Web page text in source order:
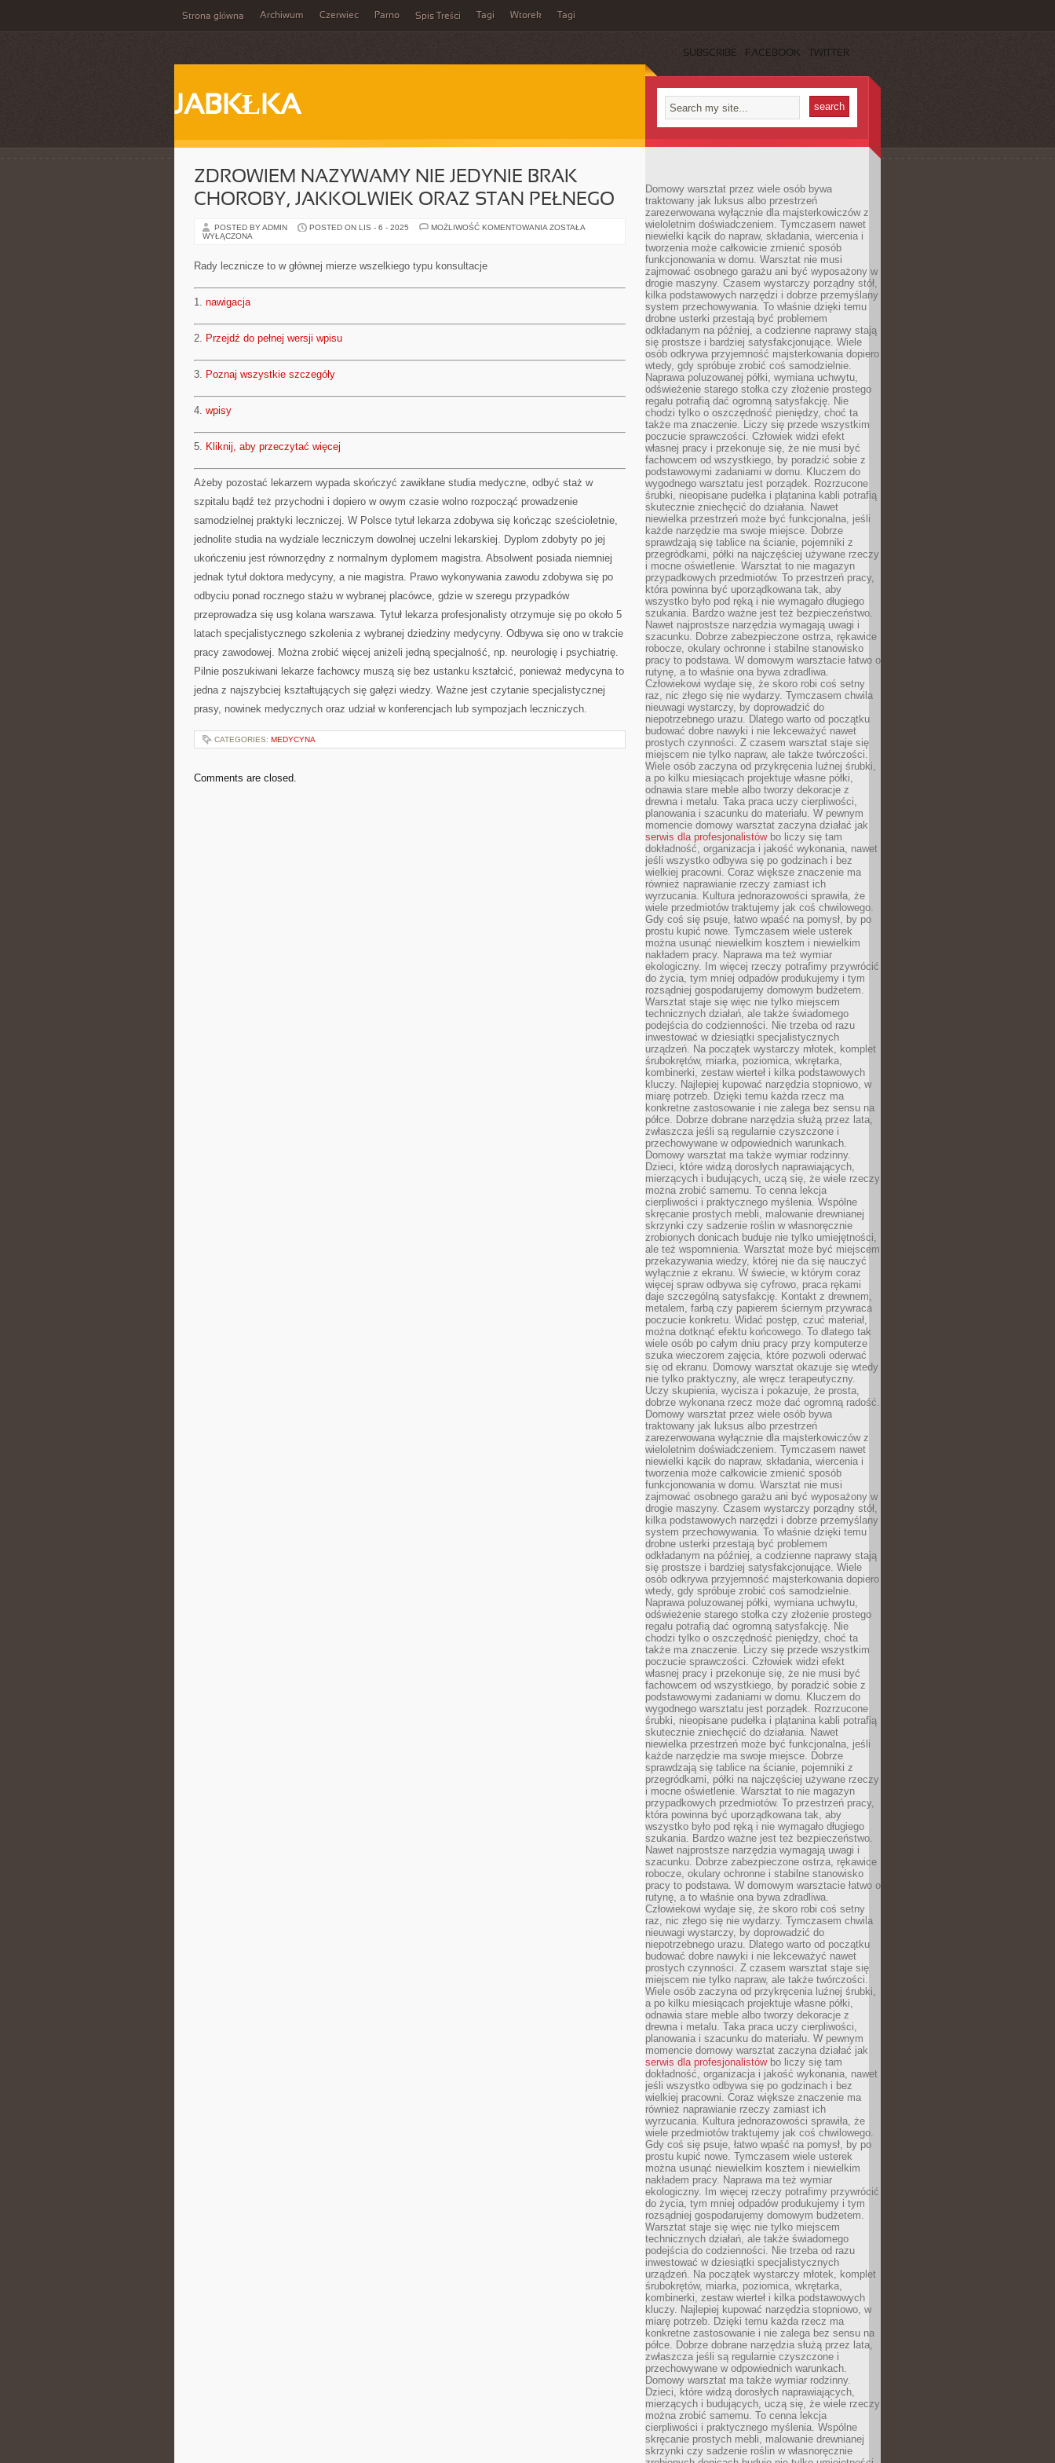
Strona główna Archiwum Czerwiec Parno Spis Treści Tagi Wtorek Tagi
SUBSCRIBE FACEBOOK TWITTER
JABKŁKA
ZDROWIEM NAZYWAMY NIE JEDYNIE BRAK
CHOROBY, JAKKOLWIEK ORAZ STAN PEŁNEGO
POSTED BY ADMIN POSTED ON LIS - 6 - 2025 MOŻLIWOŚĆ KOMENTOWANIA ZDROWIEM
ORAZ
ZOSTAŁA
WYŁĄCZONA
Rady lecznicze to w głównej mierze wszelkiego typu konsultacje
1. nawigacja
2. Przejdź do pełnej wersji wpisu
3. Poznaj wszystkie szczegóły
4. wpisy
5. Kliknij, aby przeczytać więcej
Ażeby pozostać lekarzem wypada skończyć zawikłane studia medyczne, odbyć staż w
szpitalu bądź też przychodni i dopiero w owym czasie wolno rozpocząć prowadzenie
samodzielnej praktyki leczniczej. W Polsce tytuł lekarza zdobywa się kończąc sześcioletnie,
jednolite studia na wydziale leczniczym dowolnej uczelni lekarskiej. Dyplom zdobyty po jej
ukończeniu jest równorzędny z normalnym dyplomem magistra. Absolwent posiada niemniej
jednak tytuł doktora medycyny, a nie magistra. Prawo wykonywania zawodu zdobywa się po
odbyciu ponad rocznego stażu w wybranej placówce, gdzie w szeregu przypadków
przeprowadza się usg kolana warszawa. Tytuł lekarza profesjonalisty otrzymuje się po około 5
latach specjalistycznego szkolenia z wybranej dziedziny medycyny. Odbywa się ono w trakcie
pracy zawodowej. Można zrobić więcej aniżeli jedną specjalność, np. neurologię i psychiatrię.
Pilnie poszukiwani lekarze fachowcy muszą się bez ustanku kształcić, ponieważ medycyna to
jedna z najszybciej kształtujących się gałęzi wiedzy. Ważne jest czytanie specjalistycznej
prasy, nowinek medycznych oraz udział w konferencjach lub sympozjach leczniczych.
CATEGORIES: MEDYCYNA
Comments are closed.
Domowy warsztat przez wiele osób bywa
traktowany jak luksus albo przestrzeń
zarezerwowana wyłącznie dla majsterkowiczów z
wieloletnim doświadczeniem. Tymczasem nawet
niewielki kącik do napraw, składania, wiercenia i
tworzenia może całkowicie zmienić sposób
funkcjonowania w domu. Warsztat nie musi
zajmować osobnego garażu ani być wyposażony w
drogie maszyny. Czasem wystarczy porządny stół,
kilka podstawowych narzędzi i dobrze przemyślany
system przechowywania. To właśnie dzięki temu
drobne usterki przestają być problemem
odkładanym na później, a codzienne naprawy stają
się prostsze i bardziej satysfakcjonujące. Wiele
osób odkrywa przyjemność majsterkowania dopiero
wtedy, gdy spróbuje zrobić coś samodzielnie.
Naprawa poluzowanej półki, wymiana uchwytu,
odświeżenie starego stołka czy złożenie prostego
regału potrafią dać ogromną satysfakcję. Nie
chodzi tylko o oszczędność pieniędzy, choć ta
także ma znaczenie. Liczy się przede wszystkim
poczucie sprawczości. Człowiek widzi efekt
własnej pracy i przekonuje się, że nie musi być
fachowcem od wszystkiego, by poradzić sobie z
podstawowymi zadaniami w domu. Kluczem do
wygodnego warsztatu jest porządek. Rozrzucone
śrubki, nieopisane pudełka i plątanina kabli potrafią
skutecznie zniechęcić do działania. Nawet
niewielka przestrzeń może być funkcjonalna, jeśli
każde narzędzie ma swoje miejsce. Dobrze
sprawdzają się tablice na ścianie, pojemniki z
przegródkami, półki na najczęściej używane rzeczy
i mocne oświetlenie. Warsztat to nie magazyn
przypadkowych przedmiotów. To przestrzeń pracy,
która powinna być uporządkowana tak, aby
wszystko było pod ręką i nie wymagało długiego
szukania. Bardzo ważne jest też bezpieczeństwo.
Nawet najprostsze narzędzia wymagają uwagi i
szacunku. Dobrze zabezpieczone ostrza, rękawice
robocze, okulary ochronne i stabilne stanowisko
pracy to podstawa. W domowym warsztacie łatwo o
rutynę, a to właśnie ona bywa zdradliwa.
Człowiekowi wydaje się, że skoro robi coś setny
raz, nic złego się nie wydarzy. Tymczasem chwila
nieuwagi wystarczy, by doprowadzić do
niepotrzebnego urazu. Dlatego warto od początku
budować dobre nawyki i nie lekceważyć nawet
prostych czynności. Z czasem warsztat staje się
miejscem nie tylko napraw, ale także twórczości.
Wiele osób zaczyna od przykręcenia luźnej śrubki,
a po kilku miesiącach projektuje własne półki,
odnawia stare meble albo tworzy dekoracje z
drewna i metalu. Taka praca uczy cierpliwości,
planowania i szacunku do materiału. W pewnym
momencie domowy warsztat zaczyna działać jak
serwis dla profesjonalistówbo liczy się tam
dokładność, organizacja i jakość wykonania, nawet
jeśli wszystko odbywa się po godzinach i bez
wielkiej pracowni. Coraz większe znaczenie ma
również naprawianie rzeczy zamiast ich
wyrzucania. Kultura jednorazowości sprawiła, że
wiele przedmiotów traktujemy jak coś chwilowego.
Gdy coś się psuje, łatwo wpaść na pomysł, by po
prostu kupić nowe. Tymczasem wiele usterek
można usunąć niewielkim kosztem i niewielkim
nakładem pracy. Naprawa ma też wymiar
ekologiczny. Im więcej rzeczy potrafimy przywrócić
do życia, tym mniej odpadów produkujemy i tym
rozsądniej gospodarujemy domowym budżetem.
Warsztat staje się więc nie tylko miejscem
technicznych działań, ale także świadomego
podejścia do codzienności. Nie trzeba od razu
inwestować w dziesiątki specjalistycznych
urządzeń. Na początek wystarczy młotek, komplet
śrubokrętów, miarka, poziomica, wkrętarka,
kombinerki, zestaw wierteł i kilka podstawowych
kluczy. Najlepiej kupować narzędzia stopniowo, w
miarę potrzeb. Dzięki temu każda rzecz ma
konkretne zastosowanie i nie zalega bez sensu na
półce. Dobrze dobrane narzędzia służą przez lata,
zwłaszcza jeśli są regularnie czyszczone i
przechowywane w odpowiednich warunkach.
Domowy warsztat ma także wymiar rodzinny.
Dzieci, które widzą dorosłych naprawiających,
mierzących i budujących, uczą się, że wiele rzeczy
można zrobić samemu. To cenna lekcja
cierpliwości i praktycznego myślenia. Wspólne
skręcanie prostych mebli, malowanie drewnianej
skrzynki czy sadzenie roślin w własnoręcznie
zrobionych donicach buduje nie tylko umiejętności,
ale też wspomnienia. Warsztat może być miejscem
przekazywania wiedzy, której nie da się nauczyć
wyłącznie z ekranu. W świecie, w którym coraz
więcej spraw odbywa się cyfrowo, praca rękami
daje szczególną satysfakcję. Kontakt z drewnem,
metalem, farbą czy papierem ściernym przywraca
poczucie konkretu. Widać postęp, czuć materiał,
można dotknąć efektu końcowego. To dlatego tak
wiele osób po całym dniu pracy przy komputerze
szuka wieczorem zajęcia, które pozwoli oderwać
się od ekranu. Domowy warsztat okazuje się wtedy
nie tylko praktyczny, ale wręcz terapeutyczny.
Uczy skupienia, wycisza i pokazuje, że prosta,
dobrze wykonana rzecz może dać ogromną radość.
Domowy warsztat przez wiele osób bywa
traktowany jak luksus albo przestrzeń
zarezerwowana wyłącznie dla majsterkowiczów z
wieloletnim doświadczeniem. Tymczasem nawet
niewielki kącik do napraw, składania, wiercenia i
tworzenia może całkowicie zmienić sposób
funkcjonowania w domu. Warsztat nie musi
zajmować osobnego garażu ani być wyposażony w
drogie maszyny. Czasem wystarczy porządny stół,
kilka podstawowych narzędzi i dobrze przemyślany
system przechowywania. To właśnie dzięki temu
drobne usterki przestają być problemem
odkładanym na później, a codzienne naprawy stają
się prostsze i bardziej satysfakcjonujące. Wiele
osób odkrywa przyjemność majsterkowania dopiero
wtedy, gdy spróbuje zrobić coś samodzielnie.
Naprawa poluzowanej półki, wymiana uchwytu,
odświeżenie starego stołka czy złożenie prostego
regału potrafią dać ogromną satysfakcję. Nie
chodzi tylko o oszczędność pieniędzy, choć ta
także ma znaczenie. Liczy się przede wszystkim
poczucie sprawczości. Człowiek widzi efekt
własnej pracy i przekonuje się, że nie musi być
fachowcem od wszystkiego, by poradzić sobie z
podstawowymi zadaniami w domu. Kluczem do
wygodnego warsztatu jest porządek. Rozrzucone
śrubki, nieopisane pudełka i plątanina kabli potrafią
skutecznie zniechęcić do działania. Nawet
niewielka przestrzeń może być funkcjonalna, jeśli
każde narzędzie ma swoje miejsce. Dobrze
sprawdzają się tablice na ścianie, pojemniki z
przegródkami, półki na najczęściej używane rzeczy
i mocne oświetlenie. Warsztat to nie magazyn
przypadkowych przedmiotów. To przestrzeń pracy,
która powinna być uporządkowana tak, aby
wszystko było pod ręką i nie wymagało długiego
szukania. Bardzo ważne jest też bezpieczeństwo.
Nawet najprostsze narzędzia wymagają uwagi i
szacunku. Dobrze zabezpieczone ostrza, rękawice
robocze, okulary ochronne i stabilne stanowisko
pracy to podstawa. W domowym warsztacie łatwo o
rutynę, a to właśnie ona bywa zdradliwa.
Człowiekowi wydaje się, że skoro robi coś setny
raz, nic złego się nie wydarzy. Tymczasem chwila
nieuwagi wystarczy, by doprowadzić do
niepotrzebnego urazu. Dlatego warto od początku
budować dobre nawyki i nie lekceważyć nawet
prostych czynności. Z czasem warsztat staje się
miejscem nie tylko napraw, ale także twórczości.
Wiele osób zaczyna od przykręcenia luźnej śrubki,
a po kilku miesiącach projektuje własne półki,
odnawia stare meble albo tworzy dekoracje z
drewna i metalu. Taka praca uczy cierpliwości,
planowania i szacunku do materiału. W pewnym
momencie domowy warsztat zaczyna działać jak
serwis dla profesjonalistówbo liczy się tam
dokładność, organizacja i jakość wykonania, nawet
jeśli wszystko odbywa się po godzinach i bez
wielkiej pracowni. Coraz większe znaczenie ma
również naprawianie rzeczy zamiast ich
wyrzucania. Kultura jednorazowości sprawiła, że
wiele przedmiotów traktujemy jak coś chwilowego.
Gdy coś się psuje, łatwo wpaść na pomysł, by po
prostu kupić nowe. Tymczasem wiele usterek
można usunąć niewielkim kosztem i niewielkim
nakładem pracy. Naprawa ma też wymiar
ekologiczny. Im więcej rzeczy potrafimy przywrócić
do życia, tym mniej odpadów produkujemy i tym
rozsądniej gospodarujemy domowym budżetem.
Warsztat staje się więc nie tylko miejscem
technicznych działań, ale także świadomego
podejścia do codzienności. Nie trzeba od razu
inwestować w dziesiątki specjalistycznych
urządzeń. Na początek wystarczy młotek, komplet
śrubokrętów, miarka, poziomica, wkrętarka,
kombinerki, zestaw wierteł i kilka podstawowych
kluczy. Najlepiej kupować narzędzia stopniowo, w
miarę potrzeb. Dzięki temu każda rzecz ma
konkretne zastosowanie i nie zalega bez sensu na
półce. Dobrze dobrane narzędzia służą przez lata,
zwłaszcza jeśli są regularnie czyszczone i
przechowywane w odpowiednich warunkach.
Domowy warsztat ma także wymiar rodzinny.
Dzieci, które widzą dorosłych naprawiających,
mierzących i budujących, uczą się, że wiele rzeczy
można zrobić samemu. To cenna lekcja
cierpliwości i praktycznego myślenia. Wspólne
skręcanie prostych mebli, malowanie drewnianej
skrzynki czy sadzenie roślin w własnoręcznie